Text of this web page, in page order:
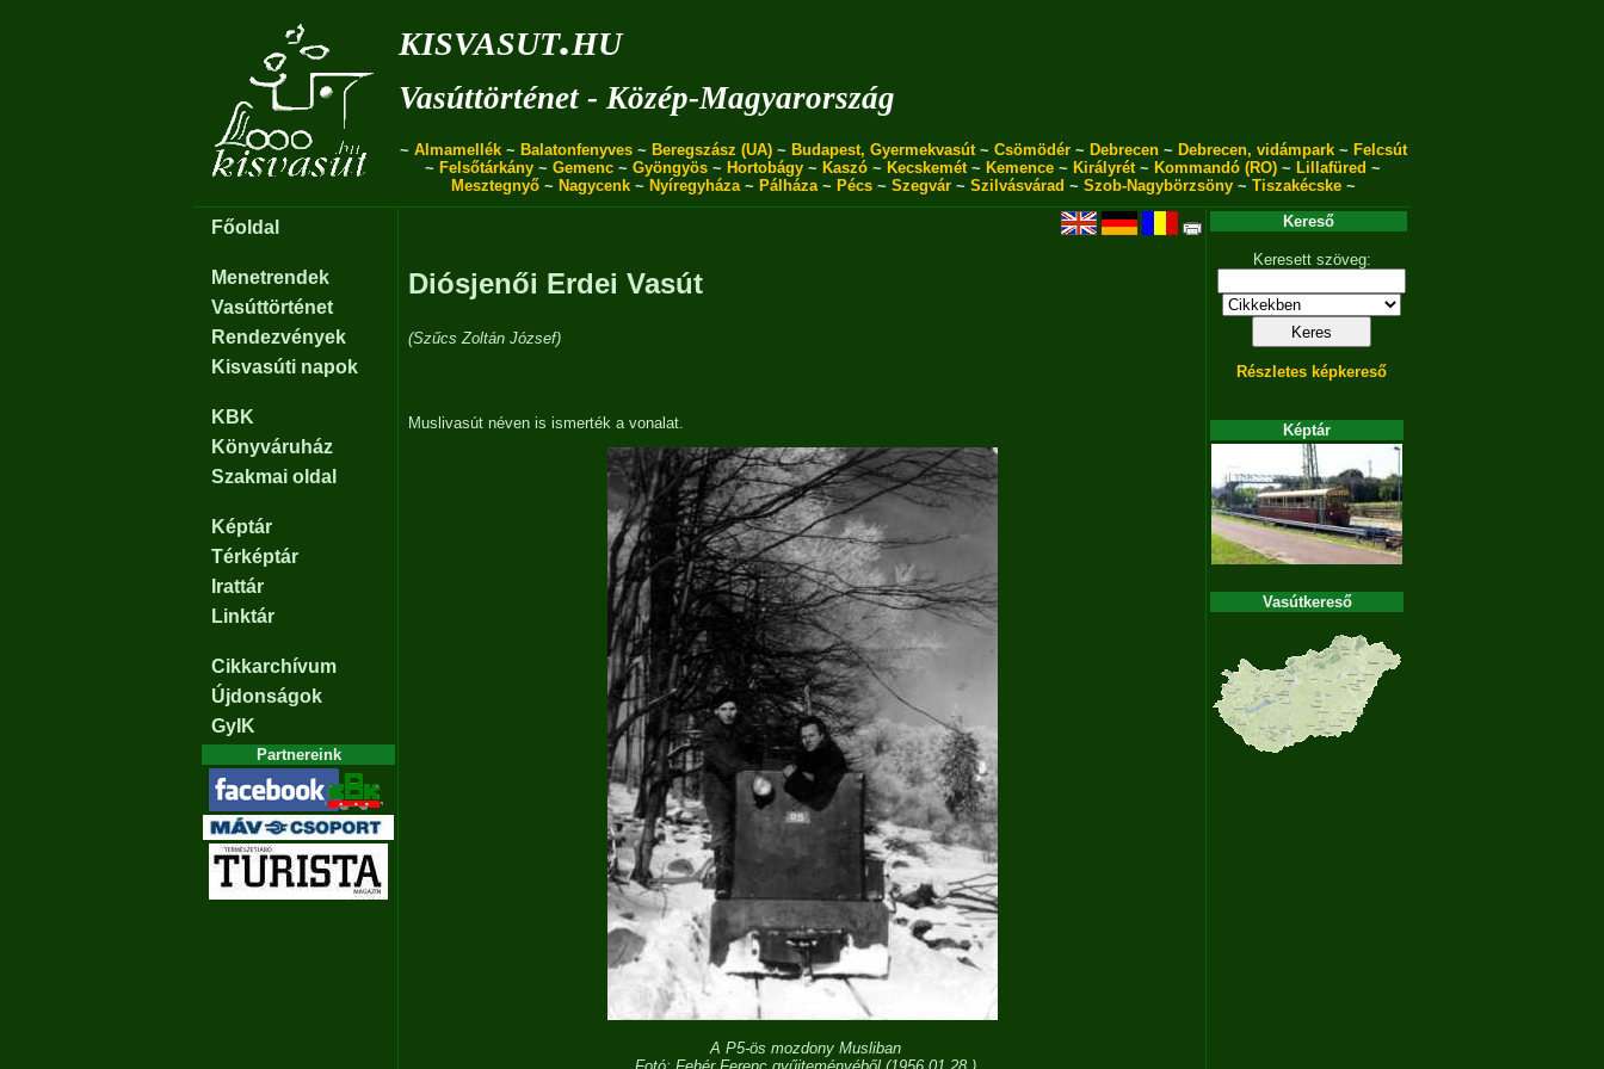
kisvasut.hu
Vasúttörténet - Közép-Magyarország
~ Almamellék~ Balatonfenyves~ Beregszász (UA)~ Budapest, Gyermekvasút~ Csömödér~ Debrecen~ Debrecen, vidámpark~ Felcsút
~ Felsőtárkány ~ Gemenc ~ Gyöngyös ~ Hortobágy ~ Kaszó ~ Kecskemét~ Kemence ~ Királyrét~ Kommandó (RO) ~ Lillafüred ~
Mesztegnyő~ Nagycenk~ Nyíregyháza~ Pálháza~ Pécs~ Szegvár~ Szilvásvárad ~ Szob-Nagybörzsöny~ Tiszakécske~
Főoldal
Menetrendek
Vasúttörténet
Rendezvények
Kisvasúti napok
KBK
Könyváruház
Szakmai oldal
Képtár
Térképtár
Irattár
Linktár
Cikkarchívum
Újdonságok
GyIK
Partnereink
Diósjenői Erdei Vasút
(Szűcs Zoltán József)
Muslivasút néven is ismerték a vonalat.
A P5-ös mozdony Musliban
Kereső
Keresett szöveg:
Részletes képkereső
Képtár
Vasútkereső